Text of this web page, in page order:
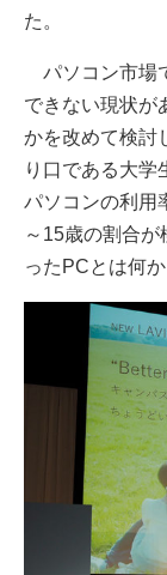
た。
パソコン市場
できない現状が
かを改めて検討
り口である大学
パソコンの利用
～15歳の割合
ったPCとは何